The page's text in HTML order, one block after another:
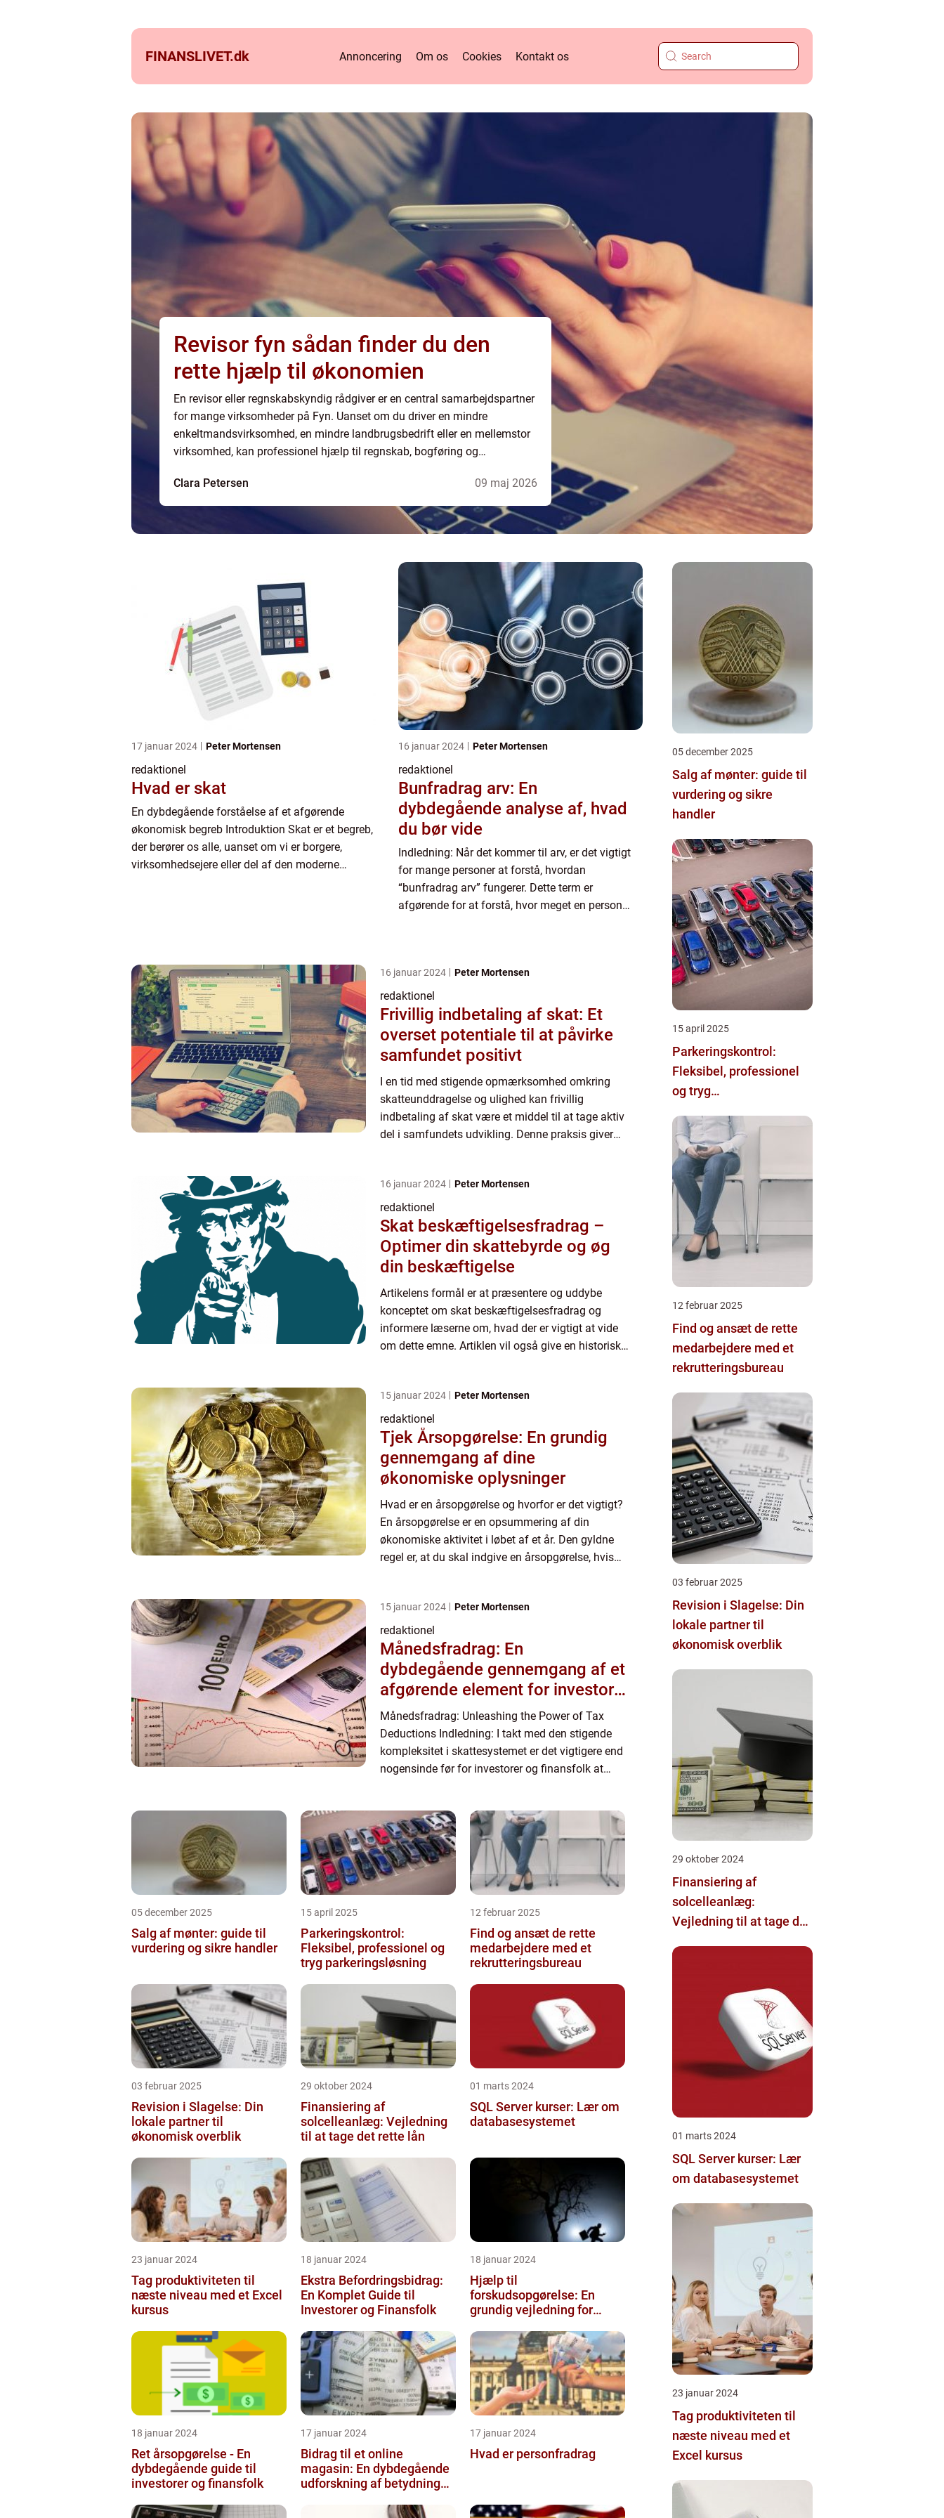
FINANSLIVET.dk Annoncering Om os Cookies Kontakt os
Revisor fyn sådan finder du den
rette hjælp til økonomien
En revisor eller regnskabskyndig rådgiver er en central samarbejdspartner
for mange virksomheder på Fyn. Uanset om du driver en mindre
enkeltmandsvirksomhed, en mindre landbrugsbedrift eller en mellemstor
virksomhed, kan professionel hjælp til regnskab, bogføring og
fristern...
Clara Petersen 09 maj 2026
17 januar 2024 Peter Mortensen
redaktionel
Hvad er skat
En dybdegående forståelse af et afgørende
økonomisk begreb Introduktion Skat er et begreb,
der berører os alle, uanset om vi er borgere,
virksomhedsejere eller del af den moderne
16 januar 2024 Peter Mortensen
redaktionel
Bunfradrag arv: En
dybdegående analyse af, hvad
du bør vide
Indledning: Når det kommer til arv, er det vigtigt
for mange personer at forstå, hvordan
“bunfradrag arv” fungerer. Dette term er
afgørende for at forstå, hvor meget en person
16 januar 2024 Peter Mortensen
redaktionel
Frivillig indbetaling af skat: Et
overset potentiale til at påvirke
samfundet positivt
I en tid med stigende opmærksomhed omkring
skatteunddragelse og ulighed kan frivillig
indbetaling af skat være et middel til at tage aktiv
del i samfundets udvikling. Denne praksis giver
16 januar 2024 Peter Mortensen
redaktionel
Skat beskæftigelsesfradrag –
Optimer din skattebyrde og øg
din beskæftigelse
Artikelens formål er at præsentere og uddybe
konceptet om skat beskæftigelsesfradrag og
informere læserne om, hvad der er vigtigt at vide
om dette emne. Artiklen vil også give en historisk
15 januar 2024 Peter Mortensen
redaktionel
Tjek Årsopgørelse: En grundig
gennemgang af dine
økonomiske oplysninger
Hvad er en årsopgørelse og hvorfor er det vigtigt?
En årsopgørelse er en opsummering af din
økonomiske aktivitet i løbet af et år. Den gyldne
regel er, at du skal indgive en årsopgørelse, hvis
15 januar 2024 Peter Mortensen
redaktionel
Månedsfradrag: En
dybdegående gennemgang af et
afgørende element for investorer
og finansfolk
Månedsfradrag: Unleashing the Power of Tax
Deductions Indledning: I takt med den stigende
kompleksitet i skattesystemet er det vigtigere end
nogensinde før for investorer og finansfolk at
05 december 2025
Salg af mønter: guide til
vurdering og sikre handler
15 april 2025
Parkeringskontrol:
Fleksibel, professionel og
tryg parkeringsløsning
12 februar 2025
Find og ansæt de rette
medarbejdere med et
rekrutteringsbureau
03 februar 2025
Revision i Slagelse: Din
lokale partner til
økonomisk overblik
29 oktober 2024
Finansiering af
solcelleanlæg: Vejledning
til at tage det rette lån
01 marts 2024
SQL Server kurser: Lær om
databasesystemet
23 januar 2024
Tag produktiviteten til
næste niveau med et Excel
kursus
18 januar 2024
Ekstra Befordringsbidrag:
En Komplet Guide til
Investorer og Finansfolk
18 januar 2024
Hjælp til
forskudsopgørelse: En
grundig vejledning for
18 januar 2024
Ret årsopgørelse - En
dybdegående guide til
investorer og finansfolk
17 januar 2024
Bidrag til et online
magasin: En dybdegående
udforskning af betydningen
17 januar 2024
Hvad er personfradrag
05 december 2025
Salg af mønter: guide til
vurdering og sikre
handler
15 april 2025
Parkeringskontrol:
Fleksibel, professionel
og tryg
12 februar 2025
Find og ansæt de rette
medarbejdere med et
rekrutteringsbureau
03 februar 2025
Revision i Slagelse: Din
lokale partner til
økonomisk overblik
29 oktober 2024
Finansiering af
solcelleanlæg:
Vejledning til at tage det
01 marts 2024
SQL Server kurser: Lær
om databasesystemet
23 januar 2024
Tag produktiviteten til
næste niveau med et
Excel kursus